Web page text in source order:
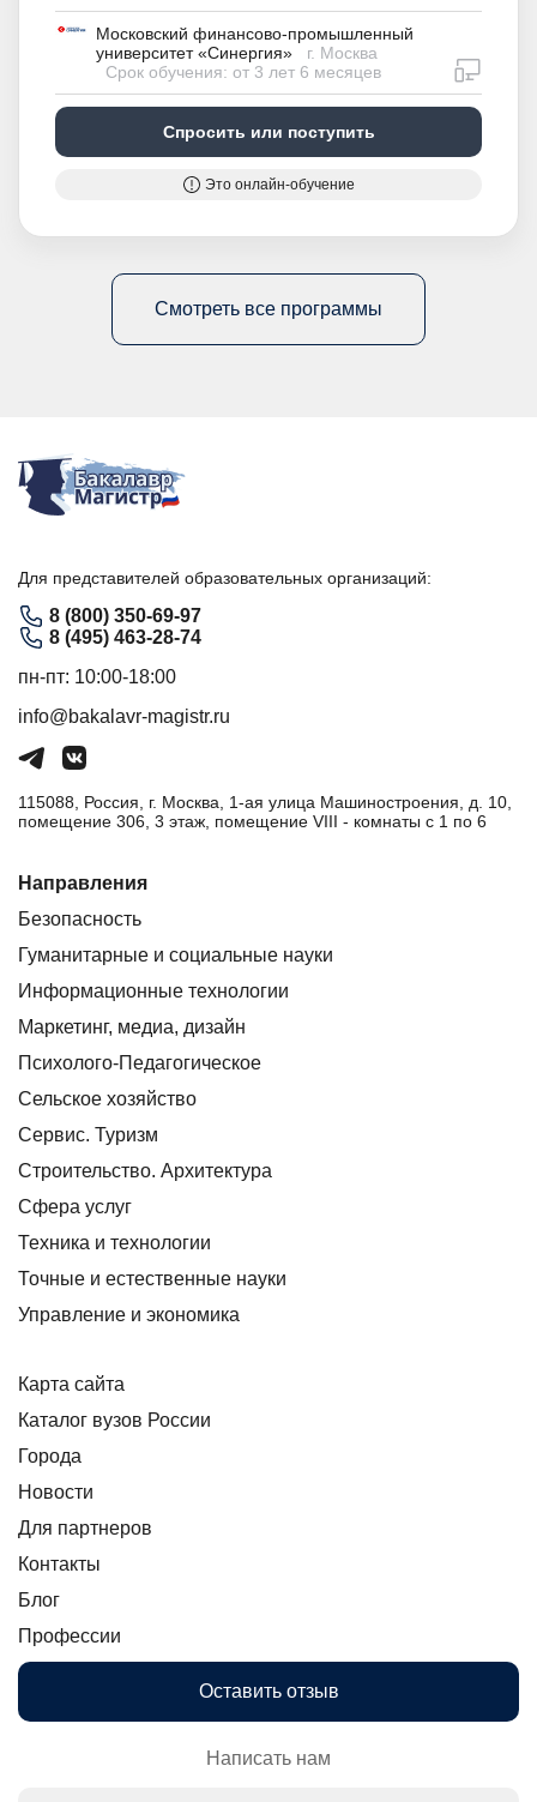
Московский финансово-промышленный
университет «Синергия»
г. Москва
Срок обучения: от 3 лет 6 месяцев
Спросить или поступить
Это онлайн-обучение
Смотреть все программы
Для представителей образовательных организаций:
8 (800) 350-69-97
8 (495) 463-28-74
пн-пт: 10:00-18:00
info@bakalavr-magistr.ru
115088, Россия, г. Москва, 1-ая улица Машиностроения, д. 10,
помещение 306, 3 этаж, помещение VIII - комнаты с 1 по 6
Направления
Безопасность
Гуманитарные и социальные науки
Информационные технологии
Маркетинг, медиа, дизайн
Психолого-Педагогическое
Сельское хозяйство
Сервис. Туризм
Строительство. Архитектура
Сфера услуг
Техника и технологии
Точные и естественные науки
Управление и экономика
Карта сайта
Каталог вузов России
Города
Новости
Для партнеров
Контакты
Блог
Профессии
Оставить отзыв
Написать нам